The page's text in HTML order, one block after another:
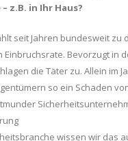
z.B. in Ihr Haus?
seit Jahren bundesweit zu
Einbruchsrate. Bevorzugt in
die Täter zu. Allein im
so ein Schaden
wissen wir das